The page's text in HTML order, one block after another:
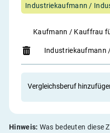
Industriekaufmann /
Kaufmann / Kauffrau
Industriekaufmann
Vergleichsberuf
Hinweis: Was bedeuten diese